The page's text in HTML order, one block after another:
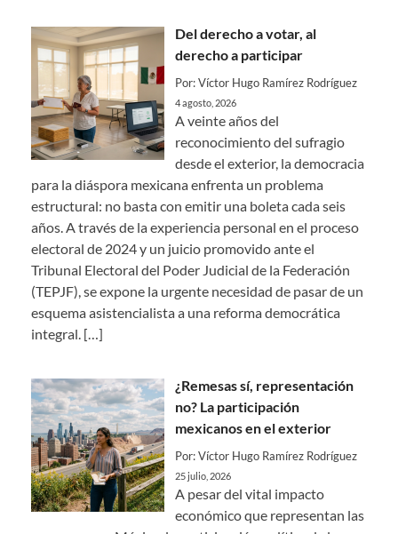
Del derecho a votar, al
derecho a participar
Por: Víctor Hugo Ramírez Rodríguez
4 agosto, 2026
A veinte años del
reconocimiento del sufragio
desde el exterior, la democracia
para la diáspora mexicana enfrenta un problema
estructural: no basta con emitir una boleta cada seis
años. A través de la experiencia personal en el proceso
electoral de 2024 y un juicio promovido ante el
Tribunal Electoral del Poder Judicial de la Federación
(TEPJF), se expone la urgente necesidad de pasar de un
esquema asistencialista a una reforma democrática
integral. […]
¿Remesas sí, representación
no? La participación
mexicanos en el exterior
Por: Víctor Hugo Ramírez Rodríguez
25 julio, 2026
A pesar del vital impacto
económico que representan las